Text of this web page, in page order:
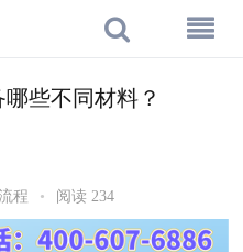
些不同材料？
程 • 阅读 234